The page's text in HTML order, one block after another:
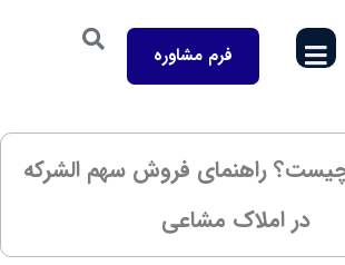
فرم مشاوره
راهنمای فروش سهم‌ الشرکه
در املاک مشاعی